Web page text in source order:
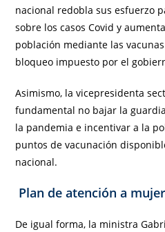
nacional redobla sus esfuerzo
sobre los casos Covid y
población mediante las
bloqueo impuesto por el
Asimismo, la vicepresidenta
fundamental no bajar la
la pandemia e incentivar a la
puntos de vacunación
nacional.
Plan de atención a
De igual forma, la ministra